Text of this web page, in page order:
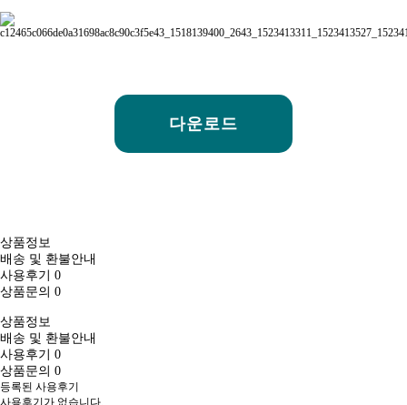
다운로드
상품정보
배송 및 환불안내
사용후기 0
상품문의 0
상품정보
배송 및 환불안내
사용후기 0
상품문의 0
등록된 사용후기
사용후기가 없습니다.